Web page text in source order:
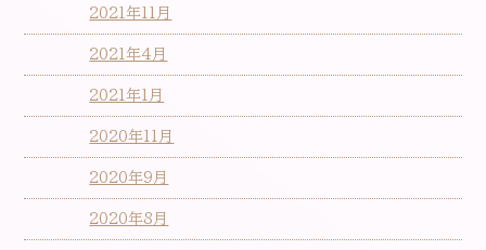
2021年11月
2021年4月
2021年1月
2020年11月
2020年9月
2020年8月